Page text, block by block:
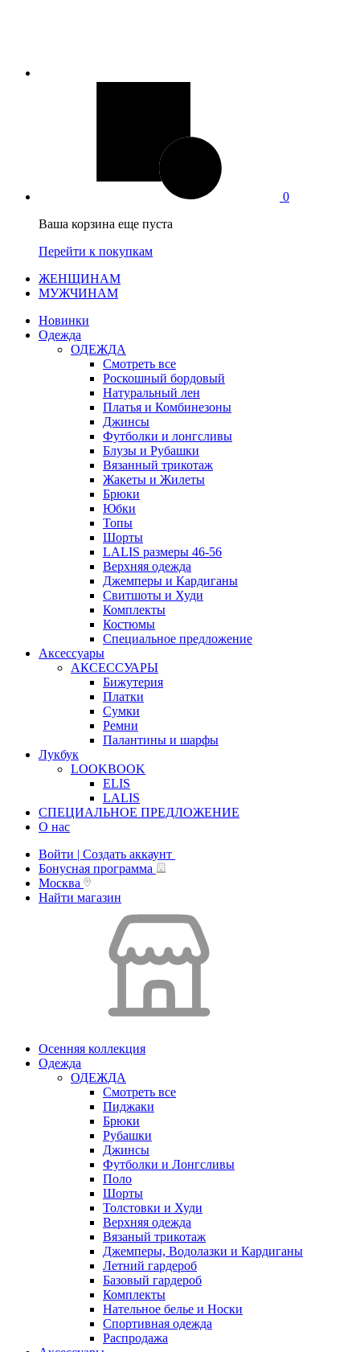
0
Ваша корзина еще пуста
Перейти к покупкам
ЖЕНЩИНАМ
МУЖЧИНАМ
Новинки
Одежда
ОДЕЖДА
Смотреть все
Роскошный бордовый
Натуральный лен
Платья и Комбинезоны
Джинсы
Футболки и лонгсливы
Блузы и Рубашки
Вязанный трикотаж
Жакеты и Жилеты
Брюки
Юбки
Топы
Шорты
LALIS размеры 46-56
Верхняя одежда
Джемперы и Кардиганы
Свитшоты и Худи
Комплекты
Костюмы
Специальное предложение
Аксессуары
АКСЕССУАРЫ
Бижутерия
Платки
Сумки
Ремни
Палантины и шарфы
Лукбук
LOOKBOOK
ELIS
LALIS
СПЕЦИАЛЬНОЕ ПРЕДЛОЖЕНИЕ
О нас
Войти | Создать аккаунт
Бонусная программа
Москва
Найти магазин
Осенняя коллекция
Одежда
ОДЕЖДА
Смотреть все
Пиджаки
Брюки
Рубашки
Джинсы
Футболки и Лонгсливы
Поло
Шорты
Толстовки и Худи
Верхняя одежда
Вязаный трикотаж
Джемперы, Водолазки и Кардиганы
Летний гардероб
Базовый гардероб
Комплекты
Нательное белье и Носки
Спортивная одежда
Распродажа